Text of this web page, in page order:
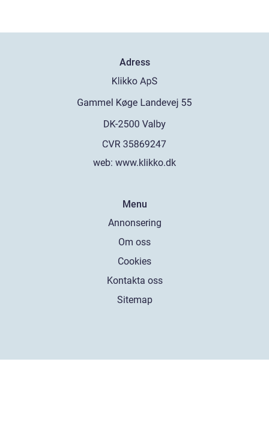
Adress
web: www.klikko.dk
Menu
Annonsering
Om oss
Cookies
Kontakta oss
Sitemap